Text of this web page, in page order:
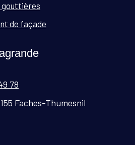
gouttières
de façade
78
Faches-Thumesnil